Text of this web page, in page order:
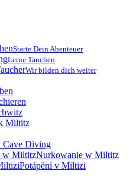
Starte Dein Abenteuer
Lerne Tauchen
Wir bilden dich weiter
Miltitz
Cave Diving
Nurkowanie w Miltitz
Potápĕní v Miltizi